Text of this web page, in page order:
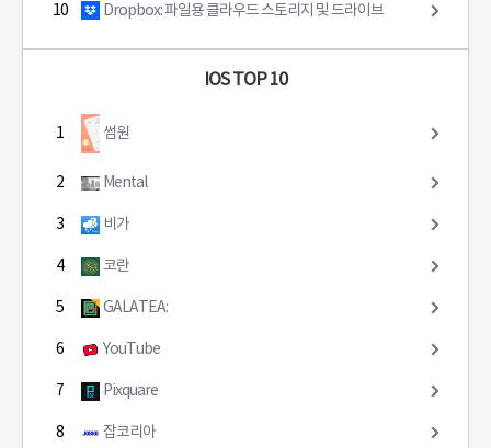
10 Dropbox: 파일용 클라우드 스토리지 및 드라이브
IOS TOP 10
1 썸원
2 Mental
3 비가
4 코란
5 GALATEA:
6 YouTube
7 Pixquare
8 잡코리아